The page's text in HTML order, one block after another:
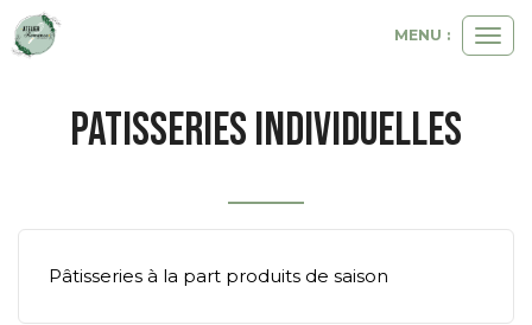
MENU :
PATISSERIES INDIVIDUELLES
Pâtisseries à la part produits de saison